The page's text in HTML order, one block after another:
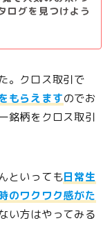
ログを見つけよう
。クロス取引で
もらえますのでお
銘柄をクロス取引
といっても日常生
のワクワク感がた
い方はやってみる